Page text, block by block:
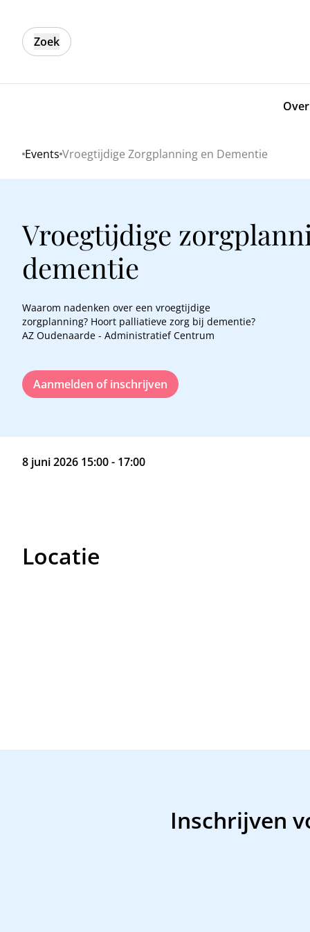
Zoek
Home
Events Vroegtijdige Zorgplanning en Dementie
Vroegtijdige
dementie
Waarom nadenken over een vroegtijdige
zorgplanning? Hoort palliatieve zorg bij dementie?
AZ Oudenaarde - Administratief Centrum
Aanmelden of inschrijven
8 juni 2026 15:00 - 17:00
Locatie
Inschrijven